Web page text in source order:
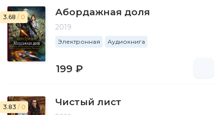
3.68 / 0 Абордажная доля
2019
Электронная Аудиокнига
199 ₽
3.83 / 0 Чистый лист